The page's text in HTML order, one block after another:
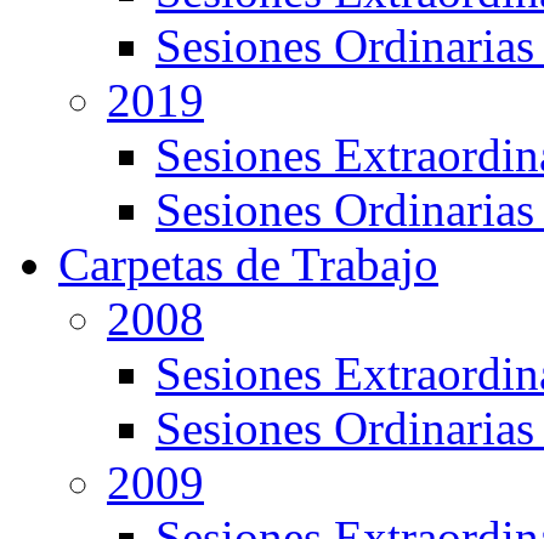
Sesiones
2019
Sesiones
Sesiones
Carpetas de Trabajo
2008
Sesiones
Sesiones
2009